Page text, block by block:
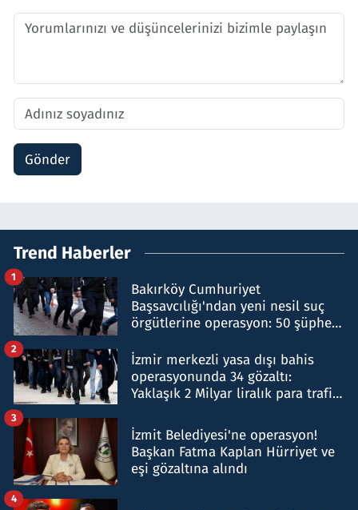
Gönder
Trend Haberler
Bakırköy Cumhuriyet
Başsavcılığı'ndan yeni nesil suç
örgütlerine operasyon: 50 şüpheli
1
İzmir merkezli yasa dışı bahis
operasyonunda 34 gözaltı:
Yaklaşık 2 Milyar liralık para trafiği
2
İzmit Belediyesi'ne operasyon!
Başkan Fatma Kaplan Hürriyet ve
eşi gözaltına alındı
3
4